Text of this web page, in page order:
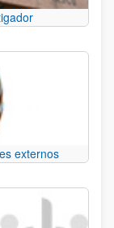
externos